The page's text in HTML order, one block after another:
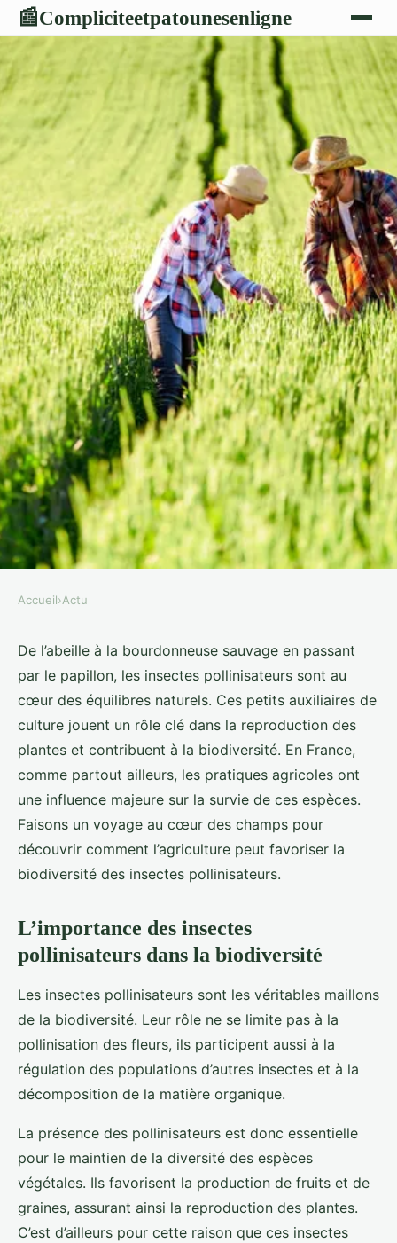
📰Compliciteetpatounesenligne
Quelles pratiques agricoles
favorisent la biodiversité des
insectes pollinisateurs?
Hugo•8 avril 2024•6 min de lecture
Accueil›Actu
De l’abeille à la bourdonneuse sauvage en passant
par le papillon, les insectes pollinisateurs sont au
cœur des équilibres naturels. Ces petits auxiliaires de
culture jouent un rôle clé dans la reproduction des
plantes et contribuent à la biodiversité. En France,
comme partout ailleurs, les pratiques agricoles ont
une influence majeure sur la survie de ces espèces.
Faisons un voyage au cœur des champs pour
découvrir comment l’agriculture peut favoriser la
biodiversité des insectes pollinisateurs.
L’importance des insectes
pollinisateurs dans la biodiversité
Les insectes pollinisateurs sont les véritables maillons
de la biodiversité. Leur rôle ne se limite pas à la
pollinisation des fleurs, ils participent aussi à la
régulation des populations d’autres insectes et à la
décomposition de la matière organique.
La présence des pollinisateurs est donc essentielle
pour le maintien de la diversité des espèces
végétales. Ils favorisent la production de fruits et de
graines, assurant ainsi la reproduction des plantes.
C’est d’ailleurs pour cette raison que ces insectes